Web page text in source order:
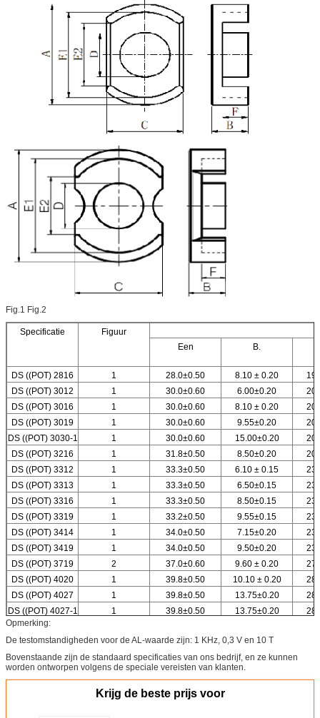
Fig.1 Fig.2
Specificatie
Figuur
Een
B.
DS ((POT) 2816 1 28.0±0.50 8.10 ± 0.20
DS ((POT) 3012
1 30.0±0.60 6.00±0.20
DS ((POT) 3016
1 30.0±0.60 8.10 ± 0.20
DS ((POT) 3019
1 30.0±0.60 9.55±0.20
DS ((POT) 3030-1
1 30.0±0.60 15.00±0.20
DS ((POT) 3216
1 31.8±0.50 8.50±0.20
DS ((POT) 3312
1 33.3±0.50 6.10 ± 0.15
DS ((POT) 3313
1 33.3±0.50 6.50±0.15
DS ((POT) 3316
1 33.3±0.50 8.50±0.15
DS ((POT) 3319
1 33.2±0.50 9.55±0.15
DS ((POT) 3414
1 34.0±0.50 7.15±0.20
DS ((POT) 3419
1 34.0±0.50 9.50±0.20
DS ((POT) 3719
2 37.0±0.60 9.60 ± 0.20
DS ((POT) 4020
1 39.8±0.50 10.10 ± 0.20
DS ((POT) 4027
1 39.8±0.50 13.75±0.20
DS ((POT) 4027-1
1 39.8±0.50 13.75±0.20
Opmerking:
De testomstandigheden voor de AL-waarde zijn: 1 KHz, 0,3 V en 10 T
Bovenstaande zijn de standaard specificaties van ons bedrijf, en ze kunnen
worden ontworpen volgens de speciale vereisten van klanten.
Krijg de beste prijs voor